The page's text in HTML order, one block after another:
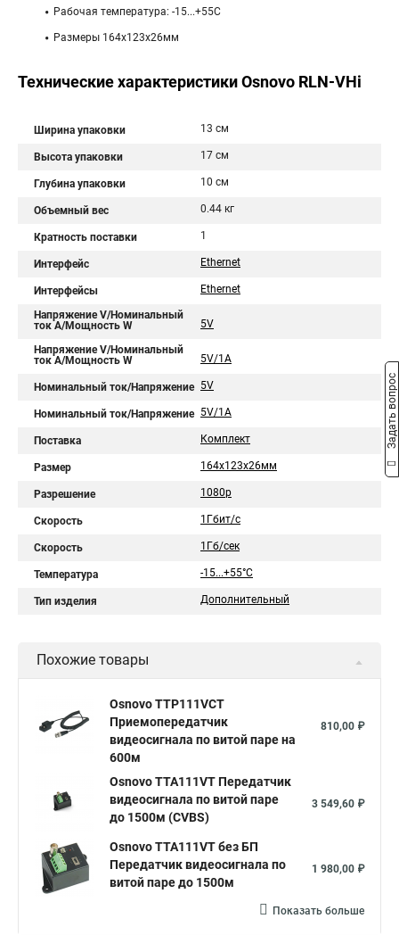
Рабочая температура: -15...+55С
Размеры 164х123х26мм
Технические характеристики Osnovo RLN-VHi
Ширина упаковки 13 см
Высота упаковки 17 см
Глубина упаковки 10 см
Объемный вес 0.44 кг
Кратность поставки 1
Интерфейс Ethernet
Интерфейсы Ethernet
Напряжение V/Номинальный
ток A/Мощность W
5V
Напряжение V/Номинальный
ток A/Мощность W
5V/1A
Номинальный ток/Напряжение 5V
Номинальный ток/Напряжение 5V/1A
Поставка Комплект
Размер 164x123x26мм
Разрешение 1080p
Скорость 1Гбит/с
Скорость 1Гб/сек
Температура -15...+55°С
Тип изделия Дополнительный
Похожие товары
Osnovo TTP111VCT
Приемопередатчик
видеосигнала по витой паре на
600м
810,00 ₽
Osnovo TTA111VT Передатчик
видеосигнала по витой паре
до 1500м (CVBS)
3 549,60 ₽
Osnovo TTA111VT без БП
Передатчик видеосигнала по
витой паре до 1500м
1 980,00 ₽
Показать больше
Задать вопрос